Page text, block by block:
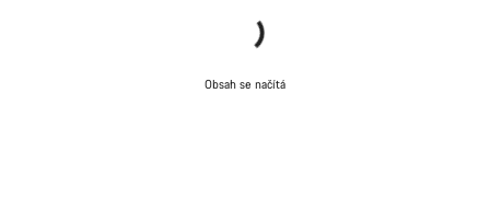
Obsah se načítá